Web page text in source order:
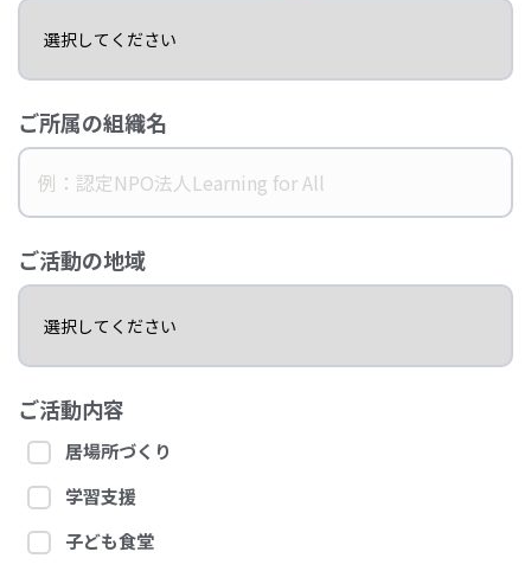
ご所属の組織名
ご活動の地域
ご活動内容
居場所づくり
学習支援
子ども食堂